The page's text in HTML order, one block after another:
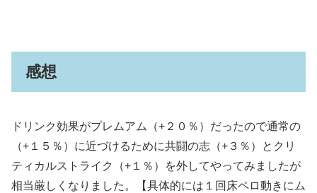
感想
ドリンク効果がプレムアム（+２０％）だったので通常の
（+１５％）に近づけるために共闘の志（+３％）とクリ
ティカルストライク（+１％）を外してやってみましたが
相当厳しくなりました。【具体的には１回床ペロ動きにム